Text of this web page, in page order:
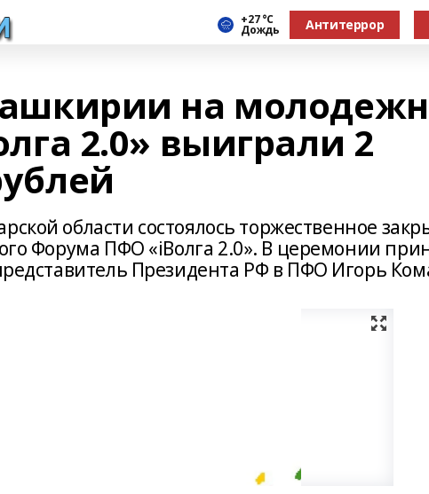
+27 °С
Дождь Антитеррор
на
2.0» выиграли 2
области состоялось торжественное
Форума ПФО «iВолга 2.0». В церемонии
Президента РФ в ПФО Игорь